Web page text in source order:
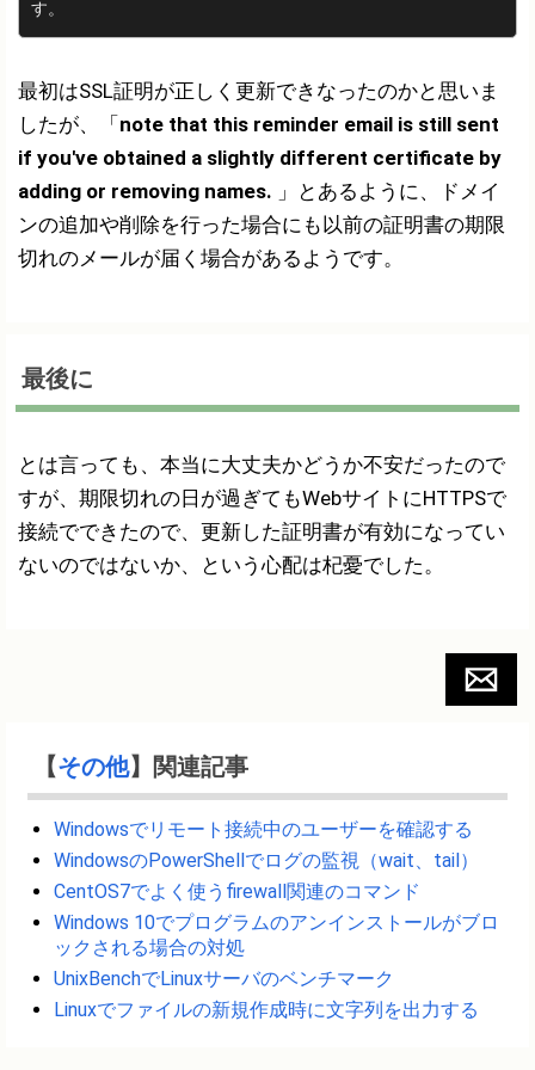
す。
最初はSSL証明が正しく更新できなったのかと思いま
したが、「 note that this reminder email is still sent
if you've obtained a slightly different certificate by
adding or removing names. 」とあるように、ドメイ
ンの追加や削除を行った場合にも以前の証明書の期限
切れのメールが届く場合があるようです。
最後に
とは言っても、本当に大丈夫かどうか不安だったので
すが、期限切れの日が過ぎてもWebサイトにHTTPSで
接続でできたので、更新した証明書が有効になってい
ないのではないか、という心配は杞憂でした。
【その他】関連記事
Windowsでリモート接続中のユーザーを確認する
WindowsのPowerShellでログの監視（wait、tail）
CentOS7でよく使うfirewall関連のコマンド
Windows 10でプログラムのアンインストールがブロ
ックされる場合の対処
UnixBenchでLinuxサーバのベンチマーク
Linuxでファイルの新規作成時に文字列を出力する